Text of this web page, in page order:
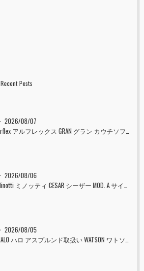
Recent Posts
2026/08/07
2026/08/06
2026/08/05